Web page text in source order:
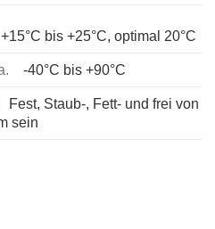
+15°C bis +25°C, optimal 20°C
-40°C bis +90°C
Fest, Staub-, Fett- und frei von
sein